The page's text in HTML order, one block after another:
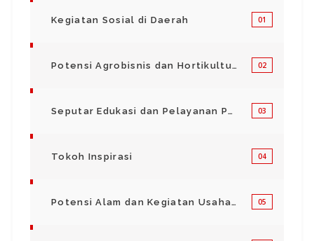
Kegiatan Sosial di Daerah 01
Potensi Agrobisnis dan Hortikultura 02
Seputar Edukasi dan Pelayanan Pendidikan 03
Tokoh Inspirasi 04
Potensi Alam dan Kegiatan Usaha Kecil Menegah 05